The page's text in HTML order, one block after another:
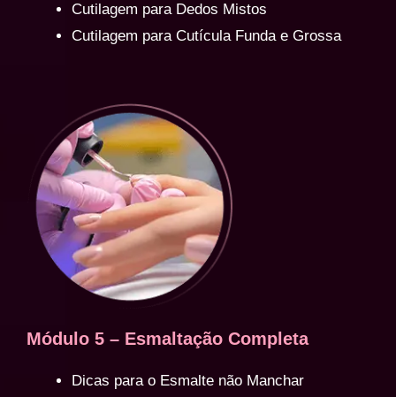
Cutilagem para Dedos Mistos
Cutilagem para Cutícula Funda e Grossa
Módulo 5 – Esmaltação Completa
Dicas para o Esmalte não Manchar